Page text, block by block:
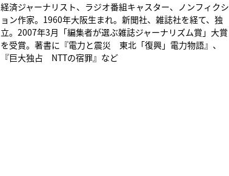
経済ジャーナリスト、ラジオ番組キャスター、ノンフィクシ
ョン作家。1960年大阪生まれ。新聞社、雑誌社を経て、独
立。2007年3月「編集者が選ぶ雑誌ジャーナリズム賞」大賞
を受賞。著書に『電力と震災 東北「復興」電力物語』、
『巨大独占 NTTの宿罪』など